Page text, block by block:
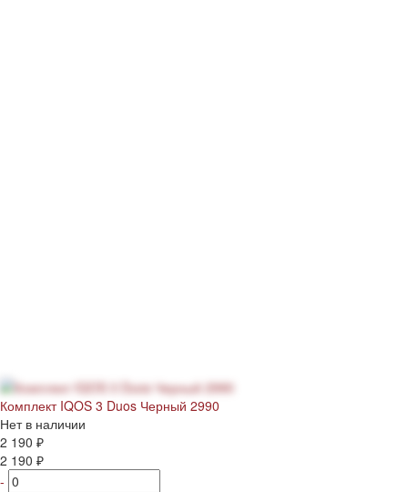
Комплект IQOS 3 Duos Черный 2990
Нет в наличии
2 190 ₽
2 190 ₽
-